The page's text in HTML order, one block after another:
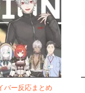
バー反応まとめ